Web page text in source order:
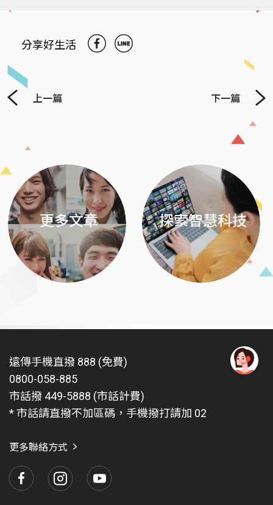
分享好生活
上一篇 下一篇
Previous
更多文章 探索智慧科技
遠傳手機直撥 888 (免費)
0800-058-885
市話撥 449-5888 (市話計費)
* 市話請直撥不加區碼，手機撥打請加 02
更多聯絡方式